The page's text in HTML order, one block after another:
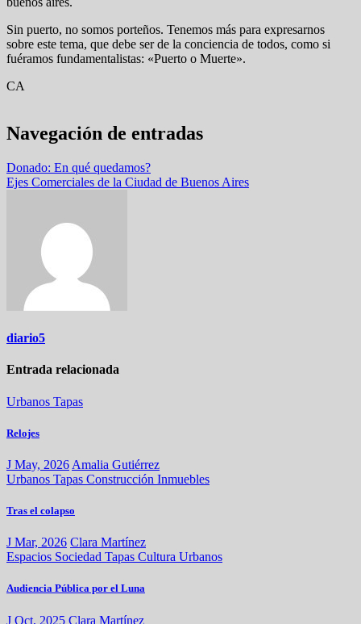
Sin puerto, no somos porteños. Tenemos más para expresarnos
sobre este tema, que debe ser de la conciencia de todos, como si
fuéramos fundamentalistas: «Puerto o Muerte».
CA
Navegación de entradas
Donado: En qué quedamos?
Ejes Comerciales de la Ciudad de Buenos Aires
diario5
Entrada relacionada
Urbanos Tapas
Relojes
J May, 2026 Amalia Gutiérrez
Urbanos Tapas Construcción Inmuebles
Tras el colapso
J Mar, 2026 Clara Martínez
Espacios Sociedad Tapas Cultura Urbanos
Audiencia Pública por el Luna
J Oct, 2025 Clara Martínez